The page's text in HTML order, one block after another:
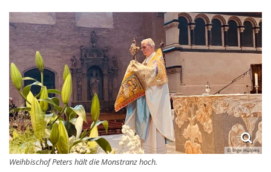
© Inge Hülpes
Weihbischof Peters hält die Monstranz hoch.